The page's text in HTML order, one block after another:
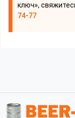
ключ»,
74-77